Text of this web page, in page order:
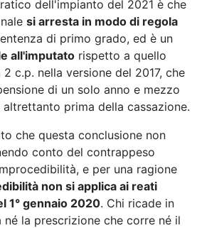
dell'impianto del 2021 è che
si arresta in modo di regola
di primo grado, ed è un
all'imputato rispetto a quello
c.p. nella versione del 2017, che
di un solo anno e mezzo
prima della cassazione.
che questa conclusione non
conto del contrappeso
e per una ragione
non si applica ai reati
1° gennaio 2020. Chi ricade in
né la prescrizione che corre né il